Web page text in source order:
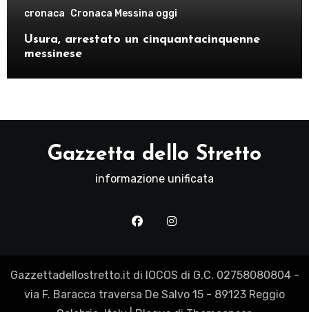
cronaca Cronaca Messina oggi
Usura, arrestato un cinquantacinquenne
messinese
Gazzetta dello Stretto
informazione unificata
Gazzettadellostretto.it di IOCOS di G.C. 02758080804 -
via F. Baracca traversa De Salvo 15 - 89123 Reggio